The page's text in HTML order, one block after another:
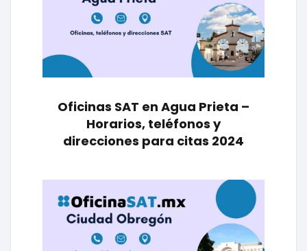
Oficinas SAT en Agua Prieta –
Horarios, teléfonos y
direcciones para citas 2024